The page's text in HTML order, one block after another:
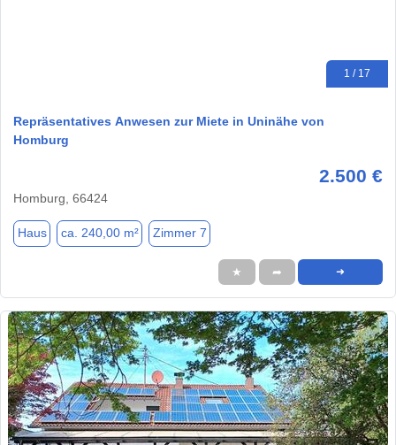
1 / 17
Repräsentatives Anwesen zur Miete in Uninähe von
Homburg
2.500 €
Homburg, 66424
Haus ca. 240,00 m² Zimmer 7
★ ➦ ➜